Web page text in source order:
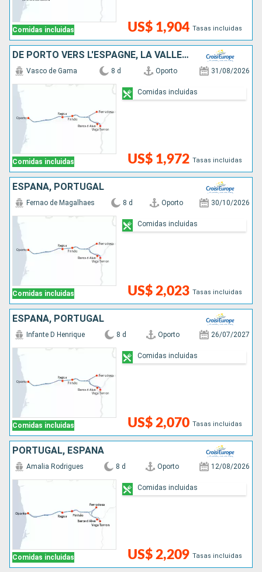
Comidas incluidas US$ 1,904 Tasas incluidas
DE PORTO VERS L'ESPAGNE, LA VALLÉE DU DOURO (PORTUGAL) ET SALAMANQUE (ESPAGNE)
Comidas incluidas
Vasco de Gama 8 d Oporto 31/08/2026
US$ 1,972 Tasas incluidas
Comidas incluidas
ESPAÑA, PORTUGAL
Comidas incluidas
Fernao de Magalhaes 8 d Oporto 30/10/2026
US$ 2,023 Tasas incluidas
Comidas incluidas
ESPAÑA, PORTUGAL
Comidas incluidas
Infante D Henrique 8 d Oporto 26/07/2027
US$ 2,070 Tasas incluidas
Comidas incluidas
PORTUGAL, ESPAÑA
Comidas incluidas
Amalia Rodrigues 8 d Oporto 12/08/2026
US$ 2,209 Tasas incluidas
Comidas incluidas